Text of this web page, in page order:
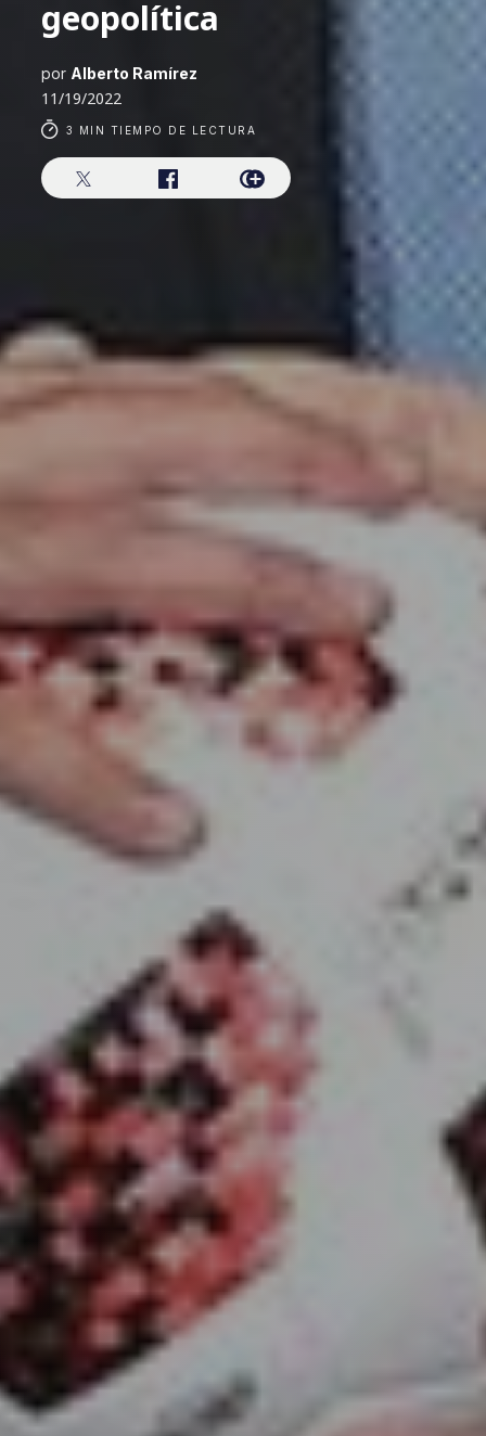
geopolítica
por Alberto Ramírez
11/19/2022
3 MIN TIEMPO DE LECTURA